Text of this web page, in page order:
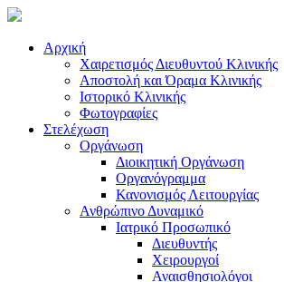
Αρχική
Χαιρετισμός Διευθυντού Κλινικής
Αποστολή και Όραμα Κλινικής
Ιστορικό Κλινικής
Φωτογραφίες
Στελέχωση
Οργάνωση
Διοικητική Οργάνωση
Οργανόγραμμα
Κανονισμός Λειτουργίας
Ανθρώπινο Δυναμικό
Ιατρικό Προσωπικό
Διευθυντής
Χειρουργοί
Αναισθησιολόγοι